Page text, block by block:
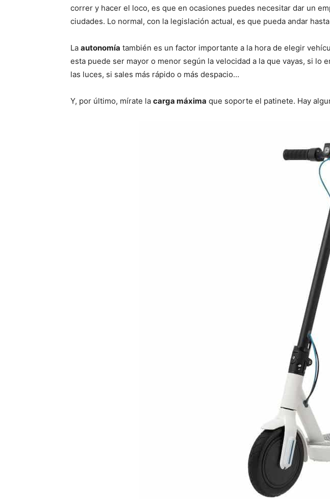
correr y hacer el loco, es que en ocasiones puedes necesitar dar un
ciudades. Lo normal, con la legislación actual, es que pueda andar
La autonomía también es un factor importante a la hora de elegir
esta puede ser mayor o menor según la velocidad a la que vayas, si
las luces, si sales más rápido o más despacio…
Y, por último, mírate la carga máxima que soporte el patinete. Hay